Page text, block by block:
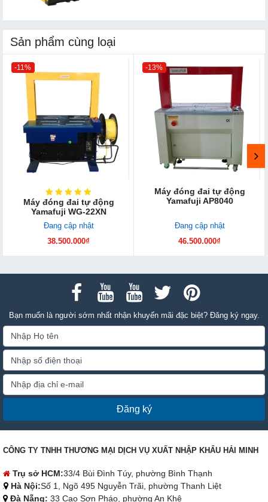
Sản phẩm cùng loại
-11%
Máy đóng đai tự động
Yamafuji WG-22XN
Đang cập nhật
38.500.000₫
-13%
Máy đóng đai tự động
Yamafuji A​P8040
Đang cập nhật
46.500.000₫
Bạn muốn là người sớm nhất nhận khuyến mãi đặc biệt? Đăng ký ngay.
Đăng ký
CÔNG TY TNHH THƯƠNG MẠI DỊCH VỤ XUẤT NHẬP KHẨU HẢI MINH
Trụ sở HCM:33/4 Bùi Đình Túy, phường Bình Thạnh
Hà Nội:Số 1, Ngõ 495 Nguyễn Trãi, phường Thanh Liệt
Đà Nẵng: 33 Cao Sơn Pháo, phường An Khê